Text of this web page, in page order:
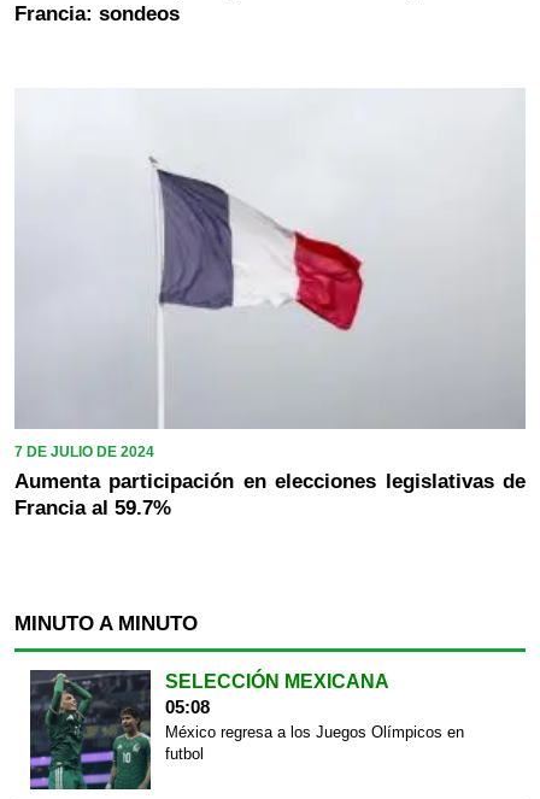
Francia: sondeos
7 DE JULIO DE 2024
Aumenta participación en elecciones legislativas de
Francia al 59.7%
MINUTO A MINUTO
SELECCIÓN MEXICANA
05:08
México regresa a los Juegos Olímpicos en
futbol